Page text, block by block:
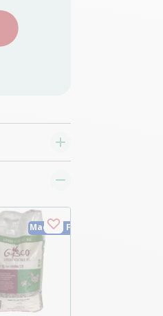
Made in France